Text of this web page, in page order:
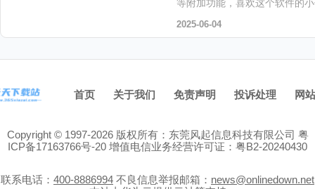
等附加功能，喜欢这个软件的
2025-06-04
首页 关于我们 免责声明 投诉处理 网
Copyright © 1997-2026 版权所有：东莞风起信息科技有限公司 粤
ICP备17163766号-20 增值电信业务经营许可证：粤B2-20240430
联系电话： 400-8886994 不良信息举报邮箱： news@onlinedown.net